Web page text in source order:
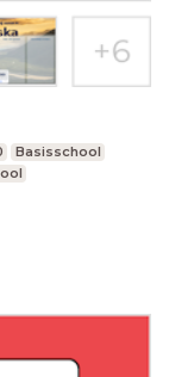
Basisschool